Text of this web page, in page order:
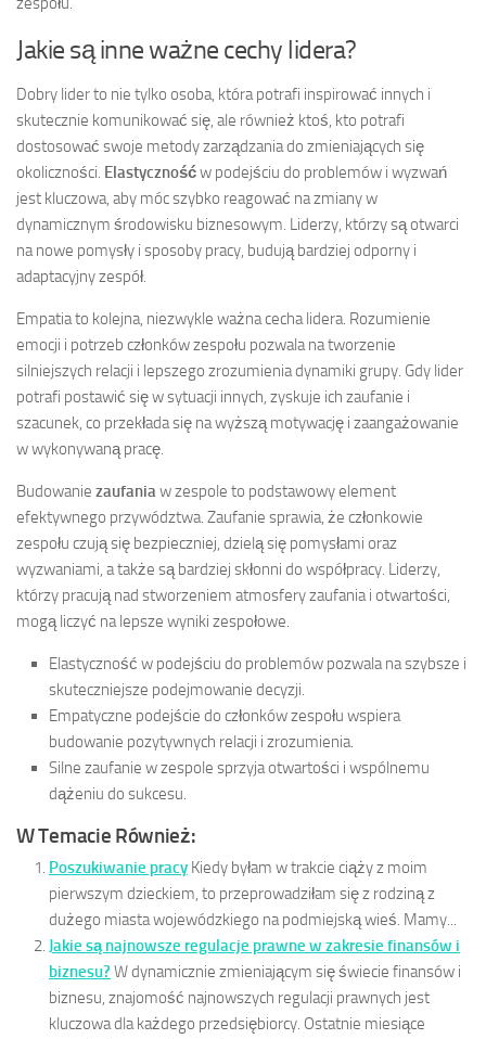
Jakie są inne ważne cechy lidera?
Dobry lider to nie tylko osoba, która potrafi inspirować innych i
skutecznie komunikować się, ale również ktoś, kto potrafi
dostosować swoje metody zarządzania do zmieniających się
okoliczności. Elastycznośćw podejściu do problemów i wyzwań
jest kluczowa, aby móc szybko reagować na zmiany w
dynamicznym środowisku biznesowym. Liderzy, którzy są otwarci
na nowe pomysły i sposoby pracy, budują bardziej odporny i
adaptacyjny zespół.
Empatia to kolejna, niezwykle ważna cecha lidera. Rozumienie
emocji i potrzeb członków zespołu pozwala na tworzenie
silniejszych relacji i lepszego zrozumienia dynamiki grupy. Gdy lider
potrafi postawić się w sytuacji innych, zyskuje ich zaufanie i
szacunek, co przekłada się na wyższą motywację i zaangażowanie
w wykonywaną pracę.
Budowanie zaufaniaw zespole to podstawowy element
efektywnego przywództwa. Zaufanie sprawia, że członkowie
zespołu czują się bezpieczniej, dzielą się pomysłami oraz
wyzwaniami, a także są bardziej skłonni do współpracy. Liderzy,
którzy pracują nad stworzeniem atmosfery zaufania i otwartości,
mogą liczyć na lepsze wyniki zespołowe.
Elastyczność w podejściu do problemów pozwala na szybsze i
skuteczniejsze podejmowanie decyzji.
Empatyczne podejście do członków zespołu wspiera
budowanie pozytywnych relacji i zrozumienia.
Silne zaufanie w zespole sprzyja otwartości i wspólnemu
dążeniu do sukcesu.
W Temacie Również:
Poszukiwanie pracy Kiedy byłam w trakcie ciąży z moim
pierwszym dzieckiem, to przeprowadziłam się z rodziną z
dużego miasta wojewódzkiego na podmiejską wieś. Mamy...
Jakie są najnowsze regulacje prawne w zakresie finansów i
biznesu? W dynamicznie zmieniającym się świecie finansów i
biznesu, znajomość najnowszych regulacji prawnych jest
kluczowa dla każdego przedsiębiorcy. Ostatnie miesiące